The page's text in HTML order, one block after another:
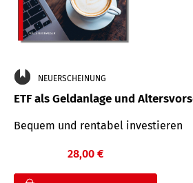
NEUERSCHEINUNG
ETF als Geldanlage und
Bequem und rentabel investieren
28,00 €